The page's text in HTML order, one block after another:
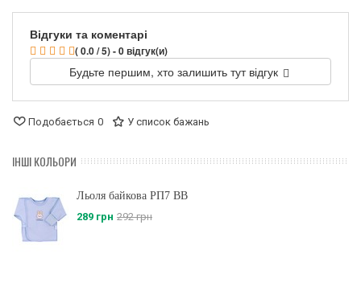
Відгуки та коментарі
( 0.0 / 5) - 0 відгук(и)
Будьте першим, хто залишить тут відгук
Подобається 0 У список бажань
ІНШІ КОЛЬОРИ
Льоля байкова РП7 BB
289 грн 292 грн